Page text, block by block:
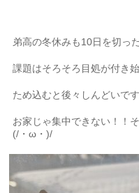
弟高の冬休みも10日を切っ
課題はそろそろ目処が付き
ため込むと後々しんどいで
お家じゃ集中できない！！
(/・ω・)/